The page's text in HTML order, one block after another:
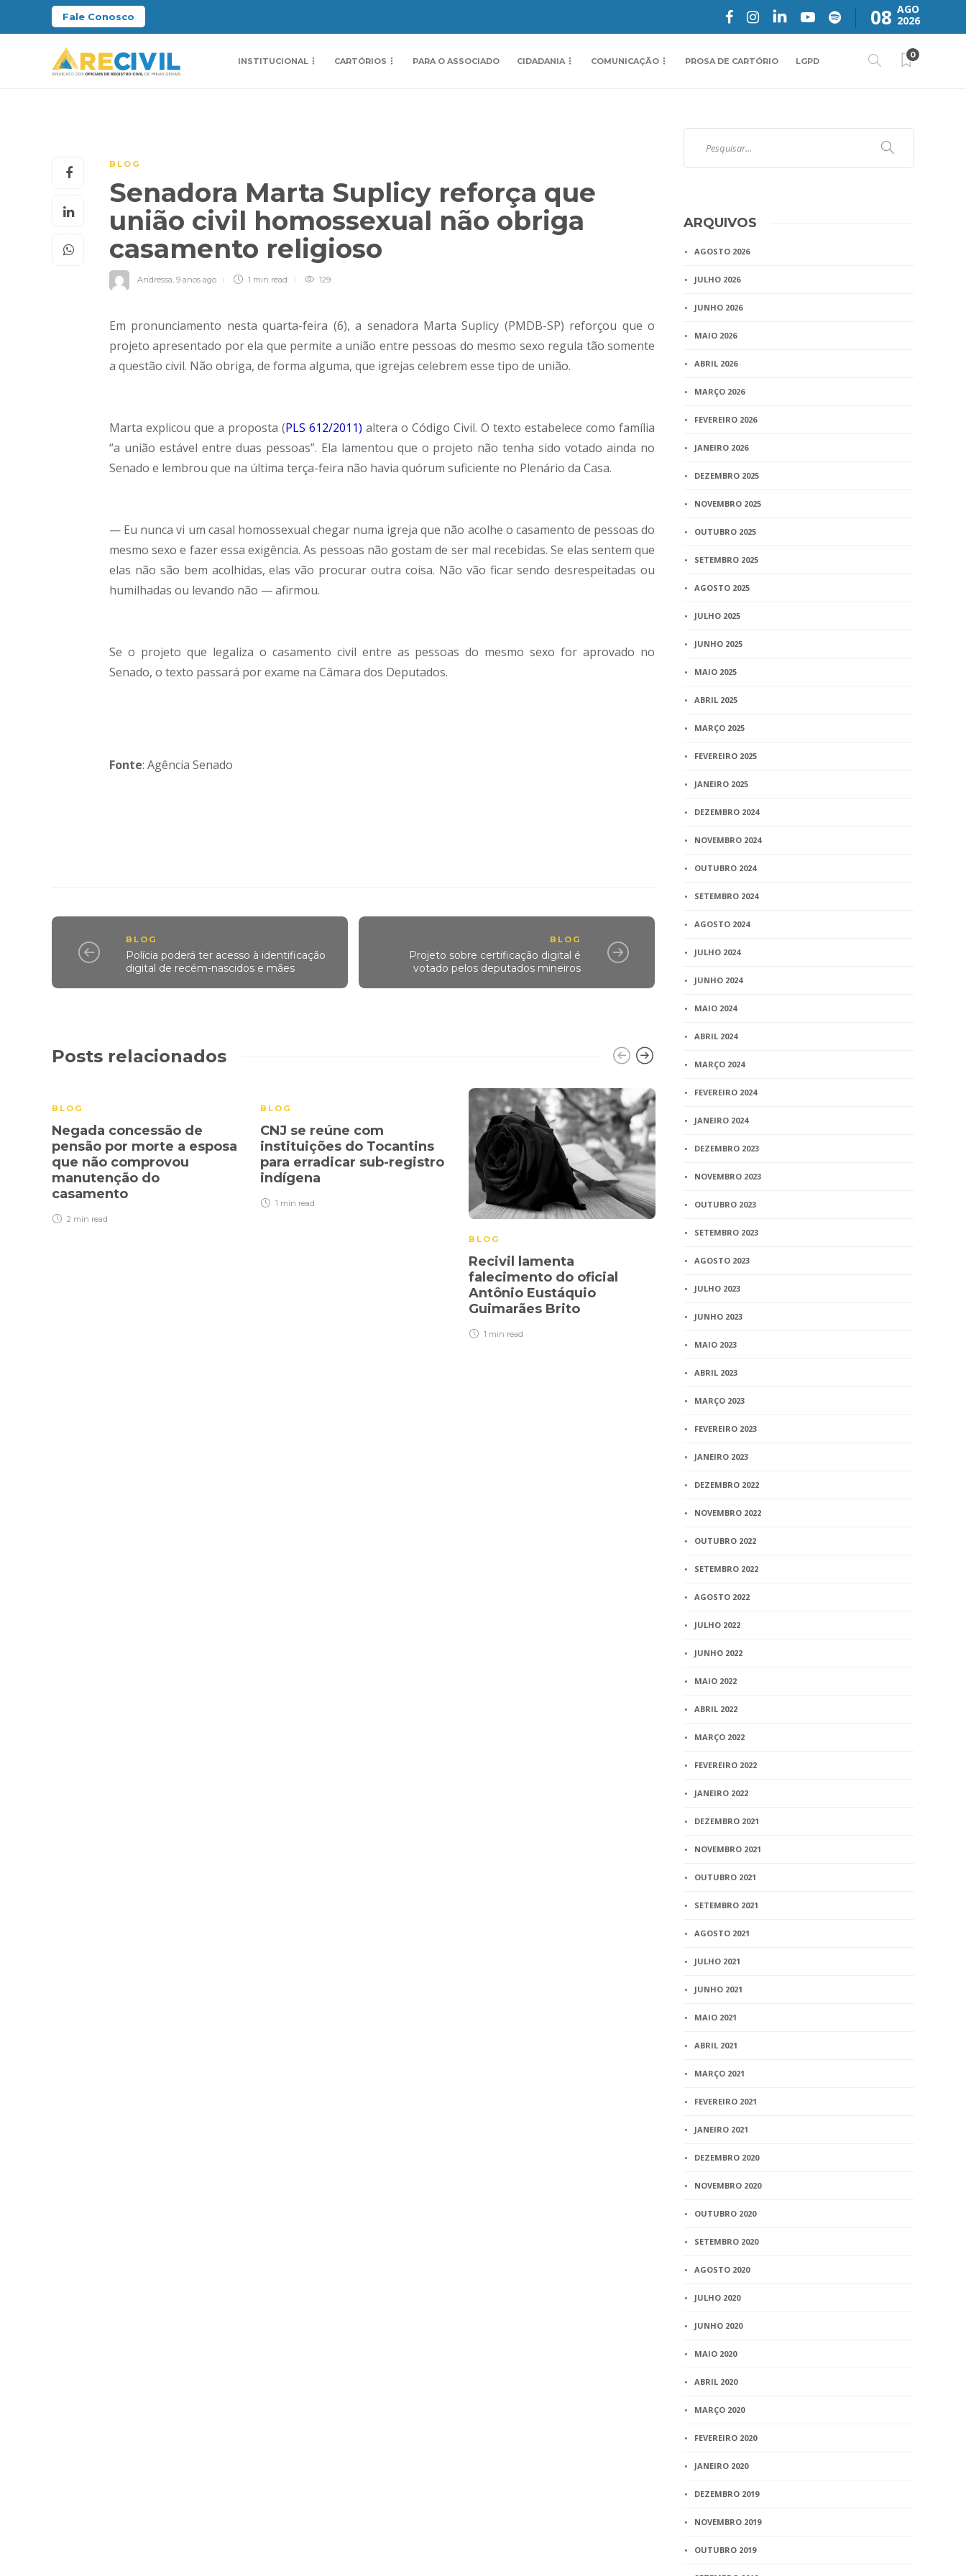
Fale Conosco 08 AGO
2026
INSTITUCIONAL CARTÓRIOS PARA O ASSOCIADO CIDADANIA COMUNICAÇÃO PROSA DE CARTÓRIO LGPD
0
BLOG
Senadora Marta Suplicy reforça que
união civil homossexual não obriga
casamento religioso
Andressa, 9 anos ago 1 min read 129
Em pronunciamento nesta quarta-feira (6), a senadora Marta Suplicy (PMDB-SP) reforçou que o
projeto apresentado por ela que permite a união entre pessoas do mesmo sexo regula tão somente
a questão civil. Não obriga, de forma alguma, que igrejas celebrem esse tipo de união.
Marta explicou que a proposta (PLS 612/2011) altera o Código Civil. O texto estabelece como família
“a união estável entre duas pessoas”. Ela lamentou que o projeto não tenha sido votado ainda no
Senado e lembrou que na última terça-feira não havia quórum suficiente no Plenário da Casa.
— Eu nunca vi um casal homossexual chegar numa igreja que não acolhe o casamento de pessoas do
mesmo sexo e fazer essa exigência. As pessoas não gostam de ser mal recebidas. Se elas sentem que
elas não são bem acolhidas, elas vão procurar outra coisa. Não vão ficar sendo desrespeitadas ou
humilhadas ou levando não — afirmou.
Se o projeto que legaliza o casamento civil entre as pessoas do mesmo sexo for aprovado no
Senado, o texto passará por exame na Câmara dos Deputados.
Fonte: Agência Senado
BLOG
Polícia poderá ter acesso à identificação
digital de recém-nascidos e mães
BLOG
Projeto sobre certificação digital é
votado pelos deputados mineiros
Posts relacionados
BLOG
Negada concessão de
pensão por morte a esposa
que não comprovou
manutenção do
casamento
2 min read
BLOG
CNJ se reúne com
instituições do Tocantins
para erradicar sub-registro
indígena
1 min read
BLOG
Recivil lamenta
falecimento do oficial
Antônio Eustáquio
Guimarães Brito
1 min read
Campanha quer ampliar
atuação do MP de Goiás na
paternidade
3 min read
ARQUIVOS
AGOSTO 2026
JULHO 2026
JUNHO 2026
MAIO 2026
ABRIL 2026
MARÇO 2026
FEVEREIRO 2026
JANEIRO 2026
DEZEMBRO 2025
NOVEMBRO 2025
OUTUBRO 2025
SETEMBRO 2025
AGOSTO 2025
JULHO 2025
JUNHO 2025
MAIO 2025
ABRIL 2025
MARÇO 2025
FEVEREIRO 2025
JANEIRO 2025
DEZEMBRO 2024
NOVEMBRO 2024
OUTUBRO 2024
SETEMBRO 2024
AGOSTO 2024
JULHO 2024
JUNHO 2024
MAIO 2024
ABRIL 2024
MARÇO 2024
FEVEREIRO 2024
JANEIRO 2024
DEZEMBRO 2023
NOVEMBRO 2023
OUTUBRO 2023
SETEMBRO 2023
AGOSTO 2023
JULHO 2023
JUNHO 2023
MAIO 2023
ABRIL 2023
MARÇO 2023
FEVEREIRO 2023
JANEIRO 2023
DEZEMBRO 2022
NOVEMBRO 2022
OUTUBRO 2022
SETEMBRO 2022
AGOSTO 2022
JULHO 2022
JUNHO 2022
MAIO 2022
ABRIL 2022
MARÇO 2022
FEVEREIRO 2022
JANEIRO 2022
DEZEMBRO 2021
NOVEMBRO 2021
OUTUBRO 2021
SETEMBRO 2021
AGOSTO 2021
JULHO 2021
JUNHO 2021
MAIO 2021
ABRIL 2021
MARÇO 2021
FEVEREIRO 2021
JANEIRO 2021
DEZEMBRO 2020
NOVEMBRO 2020
OUTUBRO 2020
SETEMBRO 2020
AGOSTO 2020
JULHO 2020
JUNHO 2020
MAIO 2020
ABRIL 2020
MARÇO 2020
FEVEREIRO 2020
JANEIRO 2020
DEZEMBRO 2019
NOVEMBRO 2019
OUTUBRO 2019